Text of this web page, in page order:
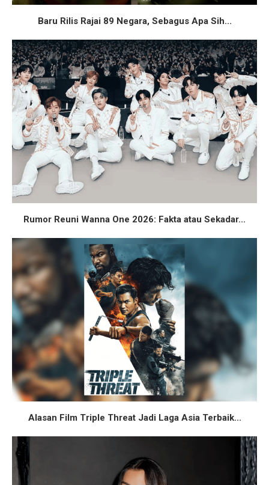
Baru Rilis Rajai 89 Negara, Sebagus Apa Sih...
Rumor Reuni Wanna One 2026: Fakta atau Sekadar...
Alasan Film Triple Threat Jadi Laga Asia Terbaik...